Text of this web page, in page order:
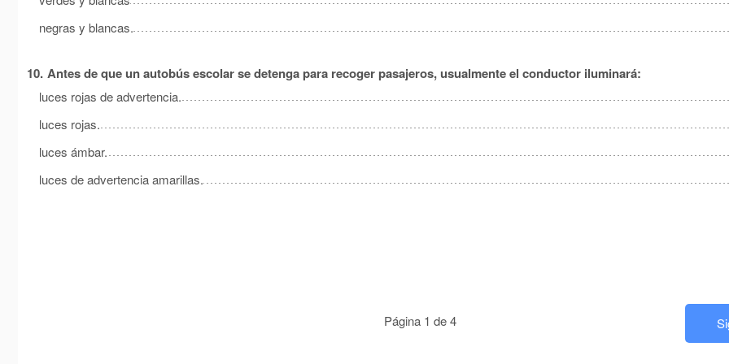
negras y blancas.
10. Antes de que un autobús escolar se detenga para recoger pasajeros, usualmente el conductor iluminará:
luces rojas de advertencia.
luces rojas.
luces ámbar.
luces de advertencia amarillas.
Página 1 de 4